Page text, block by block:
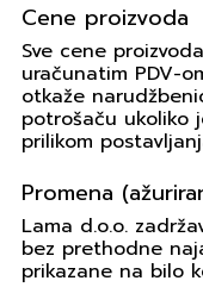
Cene proizvoda
Sve cene
uračunatim PDV-
otkaže
potrošaču ukoliko
prilikom
Promena
Lama d.o.o.
bez prethodne
prikazane na bilo